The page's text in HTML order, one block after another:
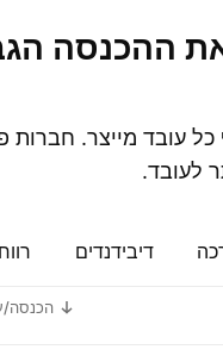
עובד מייצר. חברות
לעובד.
דיבידנדים
הכנסה/